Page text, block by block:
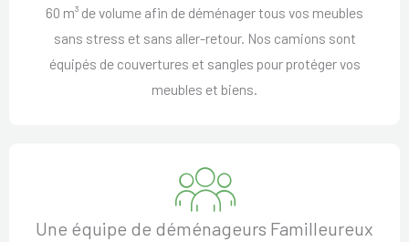
60 m³ de volume afin de déménager tous vos meubles
sans stress et sans aller-retour. Nos camions sont
équipés de couvertures et sangles pour protéger vos
meubles et biens.
Une équipe de déménageurs Familleureux